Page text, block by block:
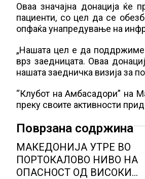
Оваа значајна донација ќе
пациенти, со цел да се
опфаќа унапредување на
„Нашата цел е да поддржиме
врз заедницата. Оваа
нашата заедничка визија за
“Клубот на Амбасадори” на
преку своите активности
Поврзана содржина
МАКЕДОНИЈА УТРЕ ВО
ПОРТОКАЛОВО НИВО НА
ОПАСНОСТ ОД ВИСОКИ